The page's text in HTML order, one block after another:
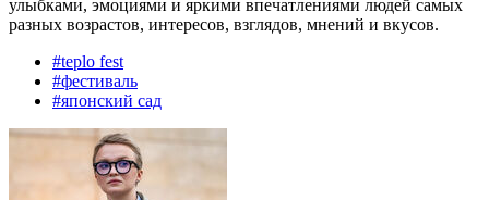
улыбками, эмоциями и яркими впечатлениями людей самых
разных возрастов, интересов, взглядов, мнений и вкусов.
#teplo fest
#фестиваль
#японский сад